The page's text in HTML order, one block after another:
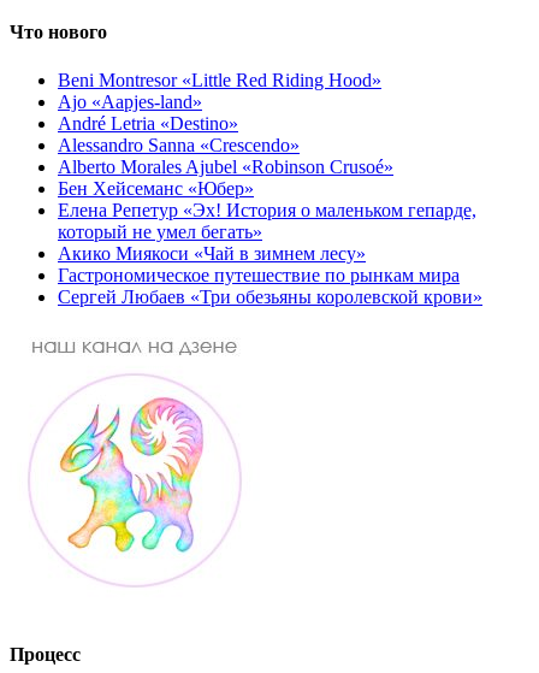
Что нового
Beni Montresor «Little Red Riding Hood»
Ajo «Aapjes-land»
André Letria «Destino»
Alessandro Sanna «Crescendo»
Alberto Morales Ajubel «Robinson Crusoé»
Бен Хейсеманс «Юбер»
Елена Репетур «Эх! История о маленьком гепарде,
который не умел бегать»
Акико Миякоси «Чай в зимнем лесу»
Гастрономическое путешествие по рынкам мира
Сергей Любаев «Три обезьяны королевской крови»
Процесс